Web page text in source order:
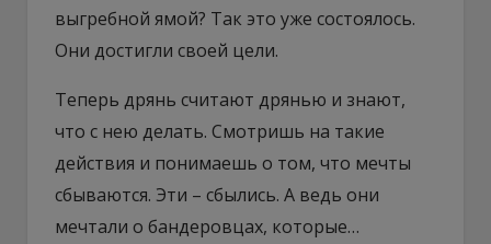
выгребной ямой? Так это уже состоялось.
Они достигли своей цели.
Теперь дрянь считают дрянью и знают,
что с нею делать. Смотришь на такие
действия и понимаешь о том, что мечты
сбываются. Эти – сбылись. А ведь они
мечтали о бандеровцах, которые…